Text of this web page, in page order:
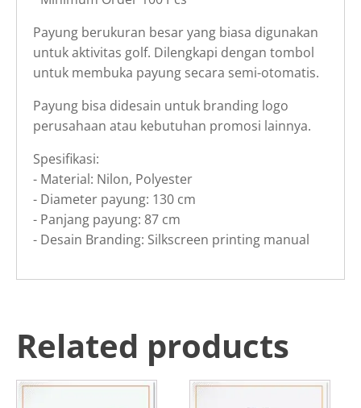
Payung berukuran besar yang biasa digunakan
untuk aktivitas golf. Dilengkapi dengan tombol
untuk membuka payung secara semi-otomatis.
Payung bisa didesain untuk branding logo
perusahaan atau kebutuhan promosi lainnya.
Spesifikasi:
- Material: Nilon, Polyester
- Diameter payung: 130 cm
- Panjang payung: 87 cm
- Desain Branding: Silkscreen printing manual
Related products